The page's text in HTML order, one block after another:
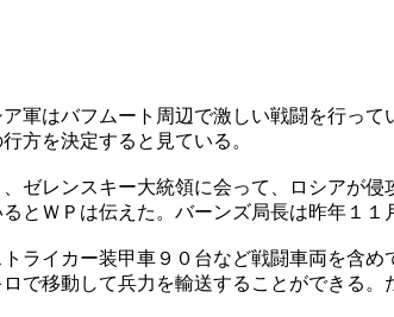
軍はバフムート周辺で激しい戦闘を行っ
方を決定すると見ている。
ゼレンスキー大統領に会って、ロシアが
とＷＰは伝えた。バーンズ局長は昨年１１
ライカー装甲車９０台など戦闘車両を含
で移動して兵力を輸送することができる